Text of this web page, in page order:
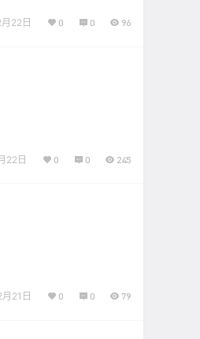
22日 0 0 96
22日 0 0 245
21日 0 0 79